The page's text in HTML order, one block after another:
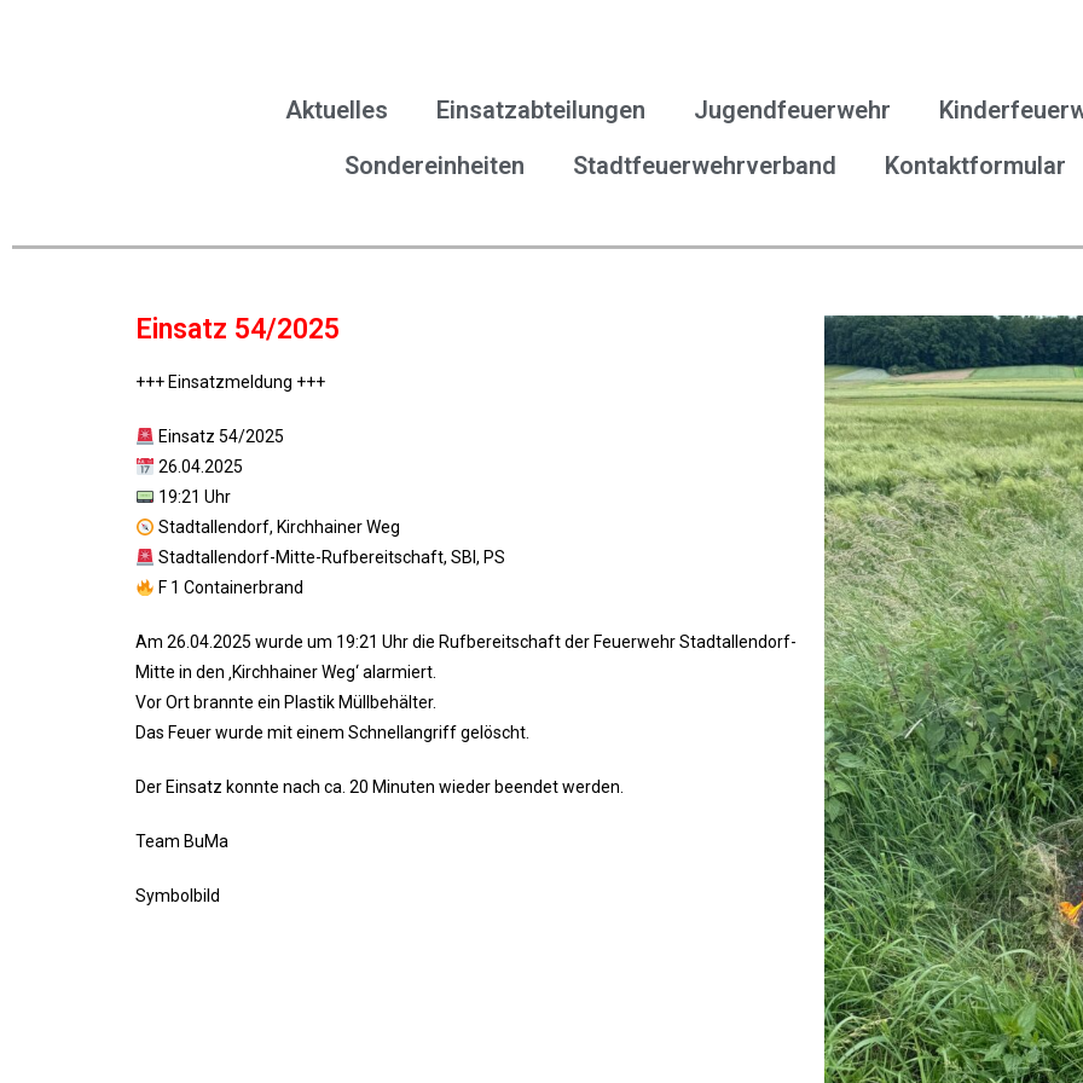
Aktuelles Einsatzabteilungen Jugendfeuerwehr
Sondereinheiten
Stadtfeuerwehrverband Kontaktformular
Einsatz 54/2025
+++ Einsatzmeldung +++
Einsatz 54/2025
26.04.2025
19:21 Uhr
Stadtallendorf, Kirchhainer Weg
Stadtallendorf-Mitte-Rufbereitschaft, SBI, PS
F 1 Containerbrand
Am 26.04.2025 wurde um 19:21 Uhr die Rufbereitschaft der Feuerwehr Stadtallendorf-
Mitte in den ‚Kirchhainer Weg‘ alarmiert.
Vor Ort brannte ein Plastik Müllbehälter.
Das Feuer wurde mit einem Schnellangriff gelöscht.
Der Einsatz konnte nach ca. 20 Minuten wieder beendet werden.
Team BuMa
Symbolbild